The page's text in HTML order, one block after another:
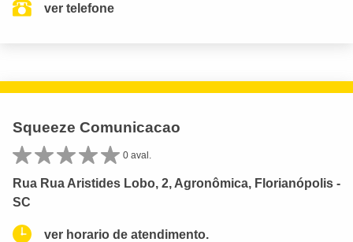
ver telefone
Squeeze Comunicacao
0 aval.
Rua Rua Aristides Lobo, 2, Agronômica, Florianópolis -
SC
ver horario de atendimento.